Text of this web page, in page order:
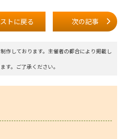
トに戻る 次の記事
作しております。主催者の都合により掲載し
す。ご了承ください。